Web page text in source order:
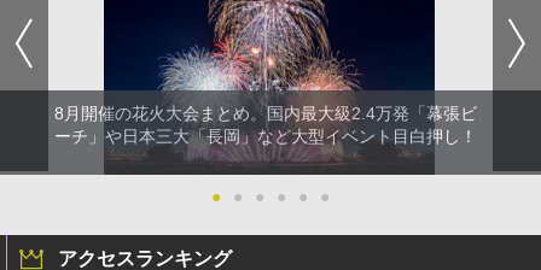
8月開催の花火大会まとめ。国内最大級2.4万発「幕張ビ
ーチ」や日本三大「長岡」など大型イベント目白押し！
● ● ● ● ● ●
アクセスランキング